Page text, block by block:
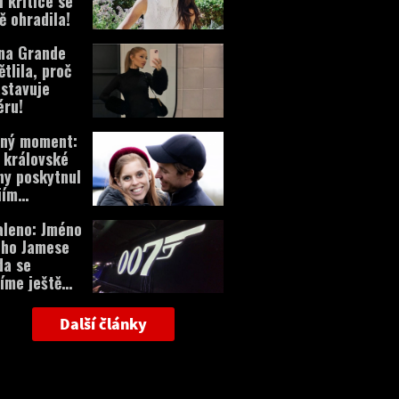
ohradila!
Grande
proč
moment:
poskytnul
Jméno
Jamese
se
ještě
Další články